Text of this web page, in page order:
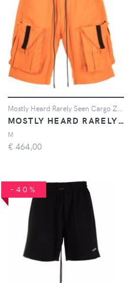
MOSTLY HEARD RARELY SEEN
M
€ 464,00
-40%